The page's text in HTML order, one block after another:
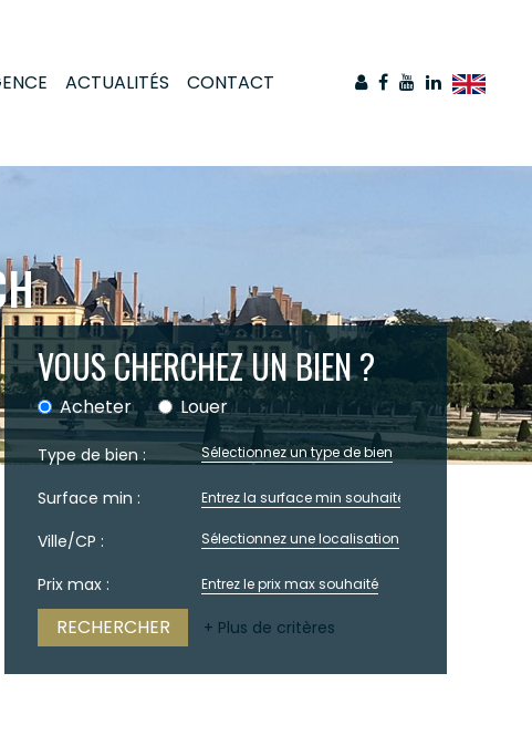
ACTUALITÉS CONTACT
VOUS CHERCHEZ UN BIEN ?
Acheter Louer
Type de bien : Sélectionnez un type de bien
Surface min :
Ville/CP :
Sélectionnez une localisation
Prix max :
+ Plus de critères